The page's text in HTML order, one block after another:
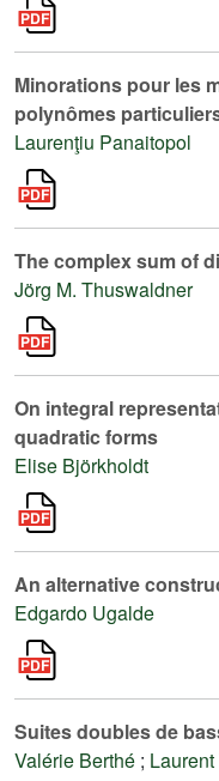
Minorations pour les
polynômes
Laurenţiu Panaitopol
The complex sum of
Jörg M. Thuswaldner
On integral
quadratic forms
Elise Björkholdt
An alternative
Edgardo Ugalde
Suites doubles de
Valérie Berthé ;